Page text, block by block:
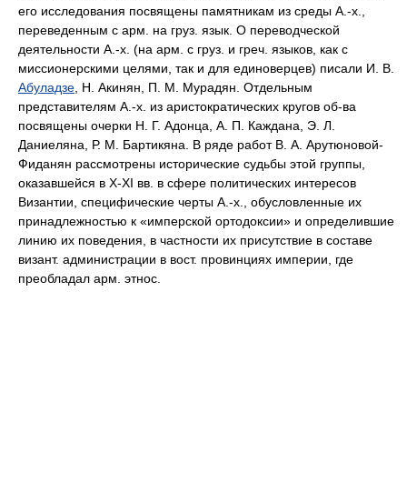
его исследования посвящены памятникам из среды А.-х.,
переведенным с арм. на груз. язык. О переводческой
деятельности А.-х. (на арм. с груз. и греч. языков, как с
миссионерскими целями, так и для единоверцев) писали И. В.
Абуладзе , Н. Акинян, П. М. Мурадян. Отдельным
представителям А.-х. из аристократических кругов об-ва
посвящены очерки Н. Г. Адонца, А. П. Каждана, Э. Л.
Даниеляна, Р. М. Бартикяна. В ряде работ В. А. Арутюновой-
Фиданян рассмотрены исторические судьбы этой группы,
оказавшейся в X-XI вв. в сфере политических интересов
Византии, специфические черты А.-х., обусловленные их
принадлежностью к «имперской ортодоксии» и определившие
линию их поведения, в частности их присутствие в составе
визант. администрации в вост. провинциях империи, где
преобладал арм. этнос.